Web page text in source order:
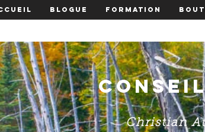
Blogue Formation
Christian